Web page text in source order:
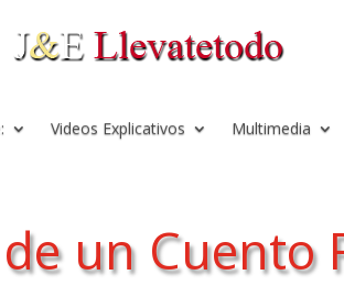
Videos Explicativos Multimedia
un Cuento